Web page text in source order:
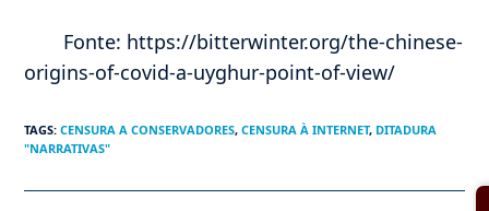
Fonte: https://bitterwinter.org/the-chinese-
origins-of-covid-a-uyghur-point-of-view/
TAGS:CENSURA A CONSERVADORES, CENSURA À INTERNET, DITADURA
"NARRATIVAS"